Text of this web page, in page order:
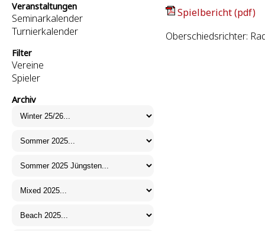
Veranstaltungen
Seminarkalender
Turnierkalender
Filter
Vereine
Spieler
Archiv
Spielbericht (pdf)
Oberschiedsrichter: